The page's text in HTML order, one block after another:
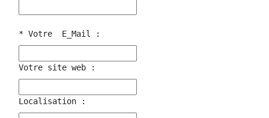
* Votre  E_Mail :
Votre site web :
Localisation :